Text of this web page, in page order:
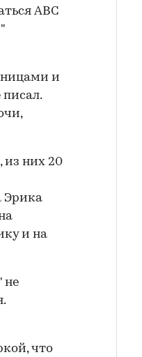
ABC
и
из них 20
Эрика
и на
не
что